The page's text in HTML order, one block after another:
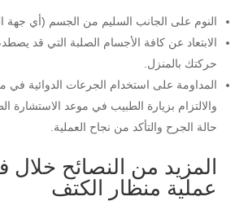
النوم على الجانب السليم من الجسم (أي جهة
الابتعاد عن كافة الأجسام الصلبة التي قد
حركتك بالمنزل.
المداومة على استخدام الجرعات الدوائية في
والالتزام بزيارة الطبيب في موعد الاستشارة
حالة الجرح والتأكد من نجاح العملية.
المزيد من النصائح خلال
عملية منظار الكتف